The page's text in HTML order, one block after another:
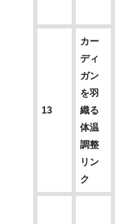
13
カー
ディ
ガン
を羽
織る
体温
調整
リン
ク